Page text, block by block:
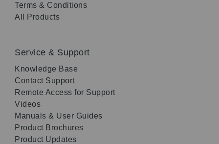
Terms & Conditions
All Products
Service & Support
Knowledge Base
Contact Support
Remote Access for Support
Videos
Manuals & User Guides
Product Brochures
Product Updates